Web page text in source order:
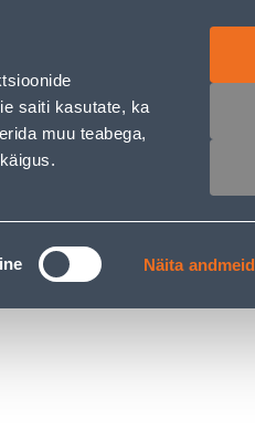
saiti kasutate, ka
muu teabega,
Näita andmeid
Logi sisse
JÄRELMAKS